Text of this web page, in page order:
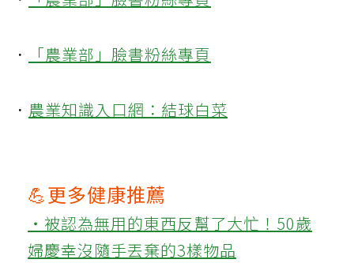
． 「農業部」臉書粉絲專頁
． 農業知識入口網：結球白菜
💪更多健康推薦
‧被認為無用的東西反幫了大忙！50歲
婦慶幸沒隨手丟棄的3樣物品